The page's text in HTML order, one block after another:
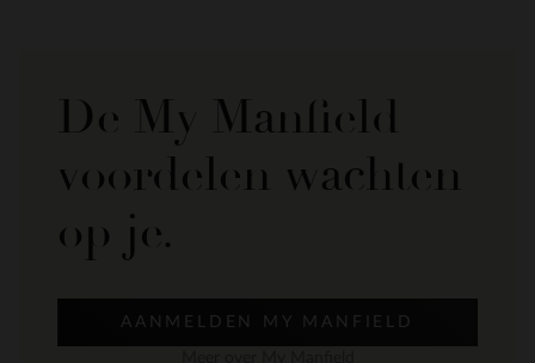
De My Manfield
voordelen wachten
op je.
AANMELDEN MY MANFIELD